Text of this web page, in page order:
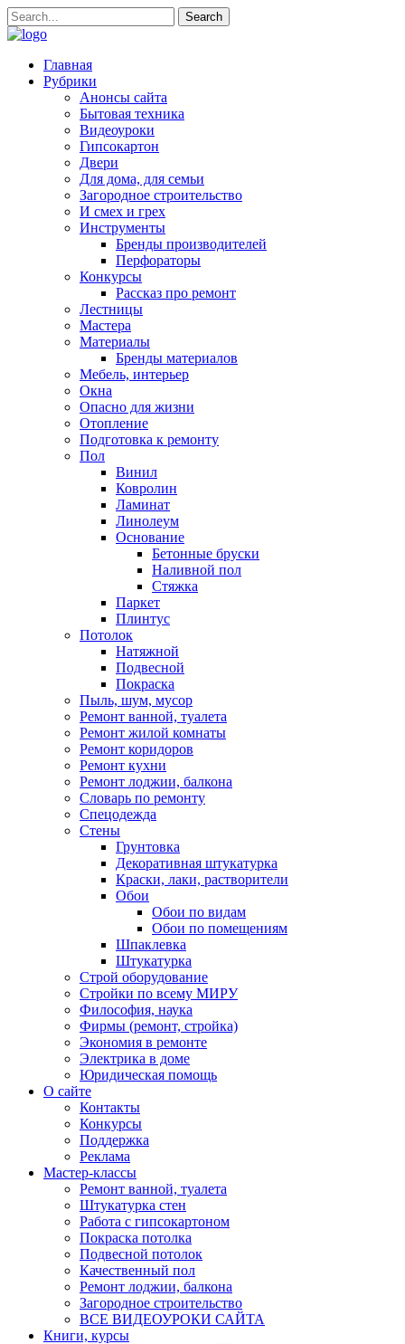
Главная
Рубрики
Анонсы сайта
Бытовая техника
Видеоуроки
Гипсокартон
Двери
Для дома, для семьи
Загородное строительство
И смех и грех
Инструменты
Бренды производителей
Перфораторы
Конкурсы
Рассказ про ремонт
Лестницы
Мастера
Материалы
Бренды материалов
Мебель, интерьер
Окна
Опасно для жизни
Отопление
Подготовка к ремонту
Пол
Винил
Ковролин
Ламинат
Линолеум
Основание
Бетонные бруски
Наливной пол
Стяжка
Паркет
Плинтус
Потолок
Натяжной
Подвесной
Покраска
Пыль, шум, мусор
Ремонт ванной, туалета
Ремонт жилой комнаты
Ремонт коридоров
Ремонт кухни
Ремонт лоджии, балкона
Словарь по ремонту
Спецодежда
Стены
Грунтовка
Декоративная штукатурка
Краски, лаки, растворители
Обои
Обои по видам
Обои по помещениям
Шпаклевка
Штукатурка
Строй оборудование
Стройки по всему МИРУ
Философия, наука
Фирмы (ремонт, стройка)
Экономия в ремонте
Электрика в доме
Юридическая помощь
О сайте
Контакты
Конкурсы
Поддержка
Реклама
Мастер-классы
Ремонт ванной, туалета
Штукатурка стен
Работа с гипсокартоном
Покраска потолка
Подвесной потолок
Качественный пол
Ремонт лоджии, балкона
Загородное строительство
ВСЕ ВИДЕОУРОКИ САЙТА
Книги, курсы